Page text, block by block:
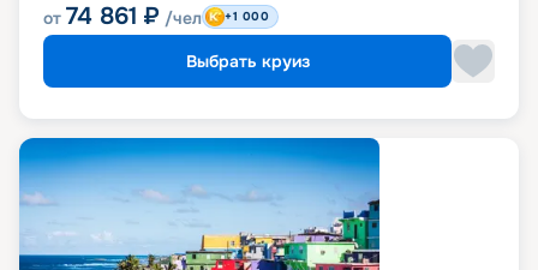
от 74 861 ₽ /чел +1 000
Выбрать круиз